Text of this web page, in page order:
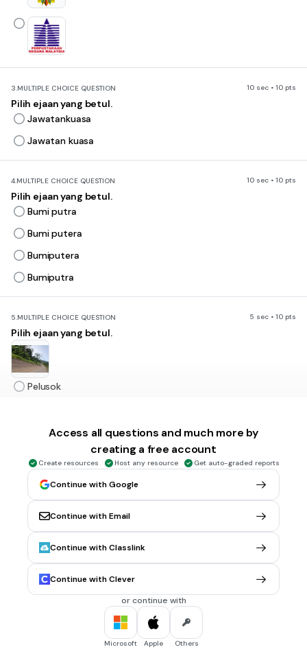
3.MULTIPLE CHOICE QUESTION 10 sec • 10 pts
Pilih ejaan yang betul.
Jawatankuasa
Jawatan kuasa
4.MULTIPLE CHOICE QUESTION 10 sec • 10 pts
Pilih ejaan yang betul.
Bumi putra
Bumi putera
Bumiputera
Bumiputra
5.MULTIPLE CHOICE QUESTION 5 sec • 10 pts
Pilih ejaan yang betul.
Pelusok
Pelusuk
MULTIPLE CHOICE QUESTION 5 sec • 10 pts
Pilih ejaan yang betul.
Olah raga
Olahraga
merupakan seorang tokoh pemikir dan sasterawan
Access all questions and much more by
creating a free account
Create resources Host any resource Get auto-graded reports
Continue with Google
Continue with Email
Continue with Classlink
Continue with Clever
or continue with
Microsoft Apple Others